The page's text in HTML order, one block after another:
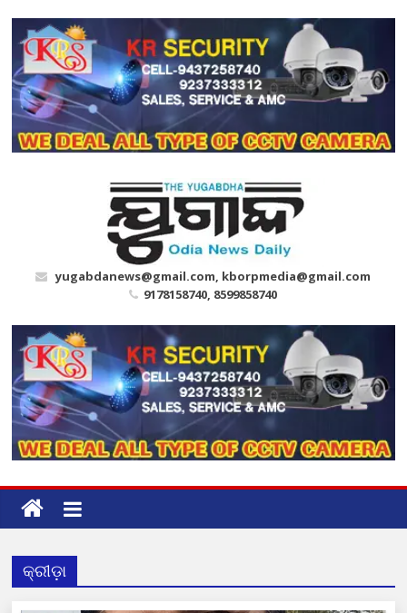
content
yugabdanews@gmail.com, kborpmedia@gmail.com
9178158740, 8599858740
କ୍ରୀଡ଼ା